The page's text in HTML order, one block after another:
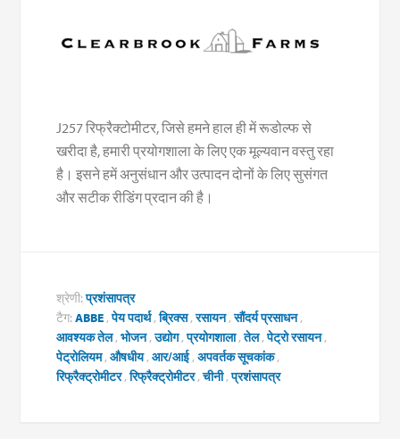
J257 रिफ्रैक्टोमीटर, जिसे हमने हाल ही में रूडोल्फ से
खरीदा है, हमारी प्रयोगशाला के लिए एक मूल्यवान वस्तु रहा
है। इसने हमें अनुसंधान और उत्पादन दोनों के लिए सुसंगत
और सटीक रीडिंग प्रदान की है।
श्रेणी:प्रशंसापत्र
टैग:ABBE ,पेय पदार्थ,ब्रिक्स,रसायन,सौंदर्य प्रसाधन,
आवश्यक तेल,भोजन,उद्योग,प्रयोगशाला,तेल,पेट्रो रसायन,
पेट्रोलियम,औषधीय,आर/आई,अपवर्तक सूचकांक,
रिफ्रैक्ट्रोमीटर,रिफ्रैक्ट्रोमीटर,चीनी,प्रशंसापत्र